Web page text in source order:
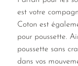
est votre
Coton est
pour poussette.
poussette sans
dans vos